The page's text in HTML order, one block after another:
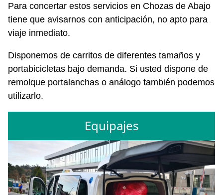
Para concertar estos servicios en Chozas de Abajo
tiene que avisarnos con anticipación, no apto para
viaje inmediato.
Disponemos de carritos de diferentes tamaños y
portabicicletas bajo demanda. Si usted dispone de
remolque portalanchas o análogo también podemos
utilizarlo.
Equipajes